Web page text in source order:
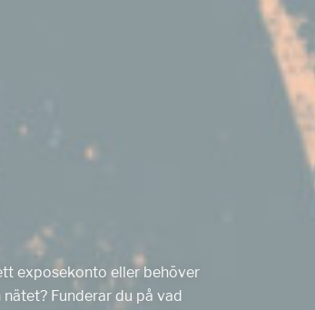
exposekonto eller behöver
Funderar du på vad